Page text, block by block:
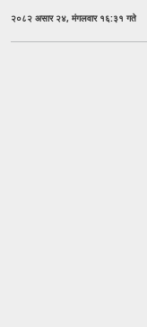
२०८२ असार २४, मंगलवार १६:३१ गते